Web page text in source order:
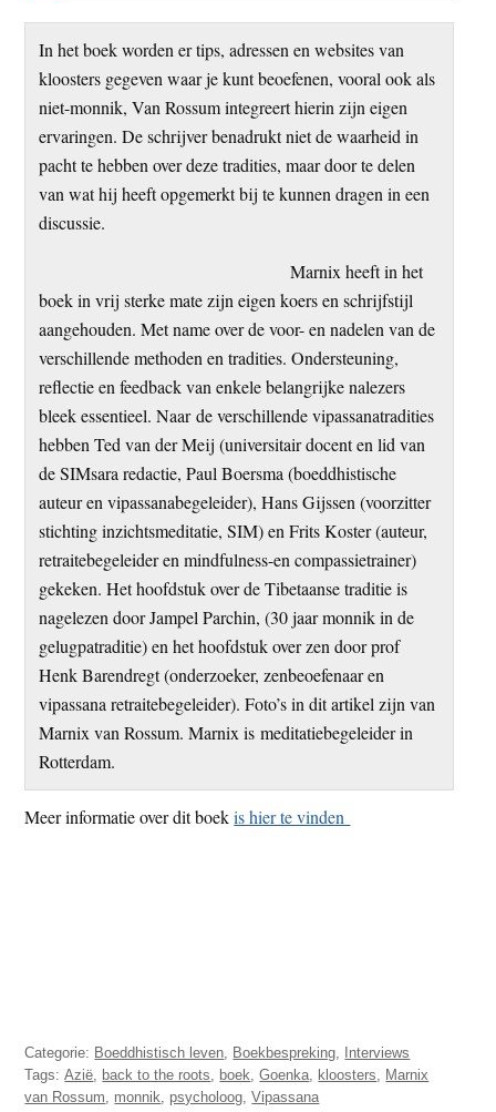
In het boek worden er tips, adressen en websites van
kloosters gegeven waar je kunt beoefenen, vooral ook als
niet-monnik, Van Rossum integreert hierin zijn eigen
ervaringen. De schrijver benadrukt niet de waarheid in
pacht te hebben over deze tradities, maar door te delen
van wat hij heeft opgemerkt bij te kunnen dragen in een
discussie.
Marnix heeft in het
boek in vrij sterke mate zijn eigen koers en schrijfstijl
aangehouden. Met name over de voor- en nadelen van de
verschillende methoden en tradities. Ondersteuning,
reflectie en feedback van enkele belangrijke nalezers
bleek essentieel. Naar de verschillende vipassanatradities
hebben Ted van der Meij (universitair docent en lid van
de SIMsara redactie, Paul Boersma (boeddhistische
auteur en vipassanabegeleider), Hans Gijssen (voorzitter
stichting inzichtsmeditatie, SIM) en Frits Koster (auteur,
retraitebegeleider en mindfulness-en compassietrainer)
gekeken. Het hoofdstuk over de Tibetaanse traditie is
nagelezen door Jampel Parchin, (30 jaar monnik in de
gelugpatraditie) en het hoofdstuk over zen door prof
Henk Barendregt (onderzoeker, zenbeoefenaar en
vipassana retraitebegeleider). Foto’s in dit artikel zijn van
Marnix van Rossum. Marnix is meditatiebegeleider in
Rotterdam.
Meer informatie over dit boekis hier te vinden
Categorie: Boeddhistisch leven Boekbespreking
Interviews
Tags:Azië back to the roots boek ,Goenka kloosters
Marnix
van Rossum
monnik psycholoog ,Vipassana